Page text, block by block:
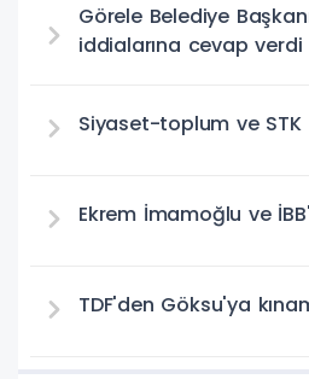
Görele Belediye
iddialarına cevap verdi
Siyaset-toplum ve STK
Ekrem İmamoğlu ve
TDF'den Göksu'ya